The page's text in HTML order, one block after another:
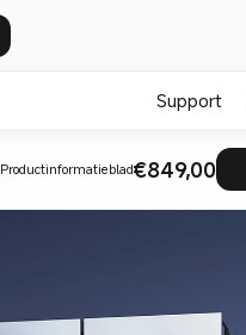
Support
Productinformatieblad€849,00